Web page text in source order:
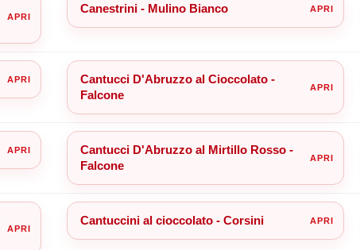
Canestrini - Mulino Bianco
Cantucci D'Abruzzo al Cioccolato -
Falcone
Cantucci D'Abruzzo al Mirtillo Rosso -
Falcone
Cantuccini al cioccolato - Corsini